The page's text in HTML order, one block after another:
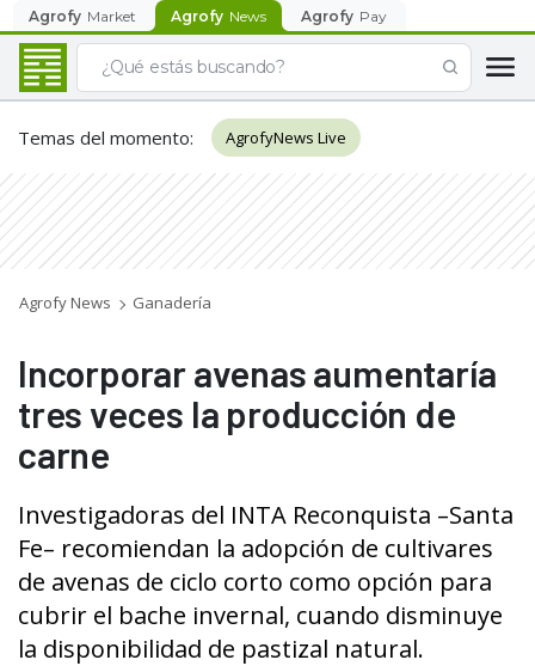
Agrofy Market Agrofy News Agrofy Pay
Temas del momento: AgrofyNews Live
Agrofy News Ganadería
Incorporar avenas aumentaría
tres veces la producción de
carne
Investigadoras del INTA Reconquista –Santa
Fe– recomiendan la adopción de cultivares
de avenas de ciclo corto como opción para
cubrir el bache invernal, cuando disminuye
la disponibilidad de pastizal natural.